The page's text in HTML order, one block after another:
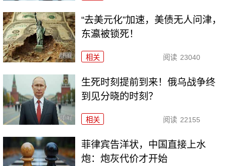
“去美元化”加速，美债无人问津，
东瀛被锁死！
相关 阅读 23040
生死时刻提前到来！俄乌战争终
到见分晓的时刻？
相关 阅读 22155
菲律宾告洋状，中国直接上水
炮：炮灰代价才开始